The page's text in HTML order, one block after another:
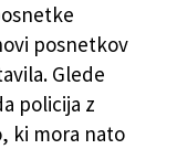
posnetkov
Glede
policija z
ki mora nato